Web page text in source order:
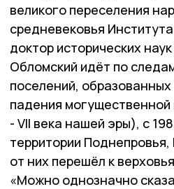
великого переселения
средневековья
доктор исторических
Обломский идёт по
поселений,
падения могущественной
- VII века нашей эры), с
территории
от них перешёл к
«Можно однозначно